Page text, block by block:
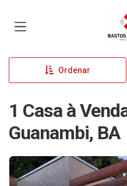
Ordenar
1 Casa à
Guanambi, BA